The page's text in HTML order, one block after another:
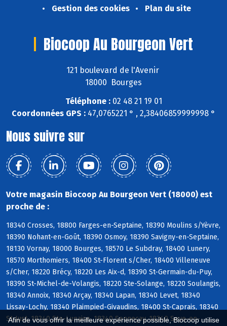
Afin de vous offrir la meilleure expérience possible, Biocoop utilise
Gestion des cookies
Plan du site
Biocoop Au Bourgeon Vert
121 boulevard de l'Avenir
18000 Bourges
Téléphone :02 48 21 19 01
Coordonnées GPS : 47,0765221 ° , 2,38406859999998 °
Nous suivre sur
Votre magasin Biocoop Au Bourgeon Vert (18000) est
proche de :
18340 Crosses, 18800 Farges-en-Septaine, 18390 Moulins s/Yèvre,
18390 Nohant-en-Goût, 18390 Osmoy, 18390 Savigny-en-Septaine,
18130 Vornay, 18000 Bourges, 18570 Le Subdray, 18400 Lunery,
18570 Morthomiers, 18400 St-Florent s/Cher, 18400 Villeneuve
s/Cher, 18220 Brécy, 18220 Les Aix-d, 18390 St-Germain-du-Puy,
18390 St-Michel-de-Volangis, 18220 Ste-Solange, 18220 Soulangis,
18340 Annoix, 18340 Arçay, 18340 Lapan, 18340 Levet, 18340
Lissay-Lochy, 18340 Plaimpied-Givaudins, 18400 St-Caprais, 18340
St-Just, 18340 Ste-Lunaise, 18340 Senneçay, 18340 Soye-en-